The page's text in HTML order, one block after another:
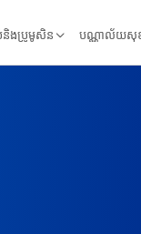
និងប្រូមូសិន បណ្ណាល័យសុ